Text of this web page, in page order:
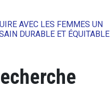
AVEC LES FEMMES UN
DURABLE ET ÉQUITABLE